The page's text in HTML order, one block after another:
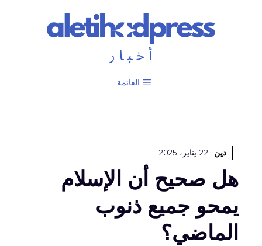
القائمة
دين 22 يناير، 2025
هل صحيح أن الإسلام
يمحو جميع ذنوب
الماضي؟